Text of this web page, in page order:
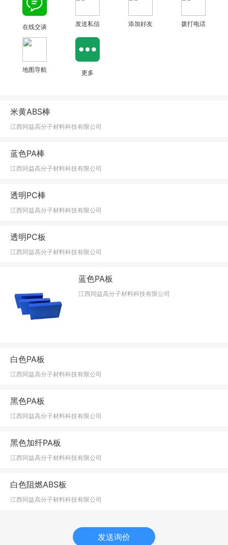
在线交谈 发送私信 添加好友 拨打电话
地图导航 更多
米黄ABS棒
江西同益高分子材料科技有限公司
蓝色PA棒
江西同益高分子材料科技有限公司
透明PC棒
江西同益高分子材料科技有限公司
透明PC板
江西同益高分子材料科技有限公司
蓝色PA板
江西同益高分子材料科技有限公司
白色PA板
江西同益高分子材料科技有限公司
黑色PA板
江西同益高分子材料科技有限公司
黑色加纤PA板
江西同益高分子材料科技有限公司
白色阻燃ABS板
江西同益高分子材料科技有限公司
发送询价